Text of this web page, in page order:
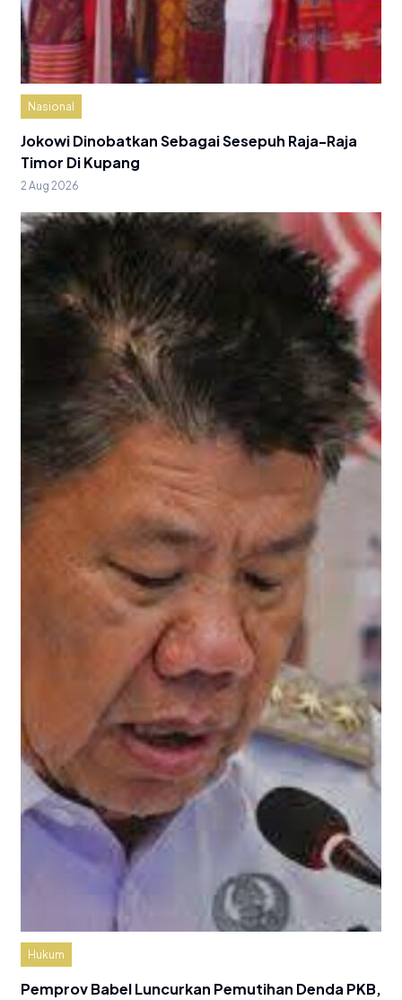
Nasional
Jokowi Dinobatkan Sebagai Sesepuh Raja-Raja
Timor Di Kupang
2 Aug 2026
Hukum
Pemprov Babel Luncurkan Pemutihan Denda PKB,